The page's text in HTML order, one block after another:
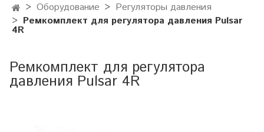
Оборудование
Регуляторы давления
Ремкомплект для регулятора давления Pulsar
4R
Ремкомплект для регулятора
давления Pulsar 4R